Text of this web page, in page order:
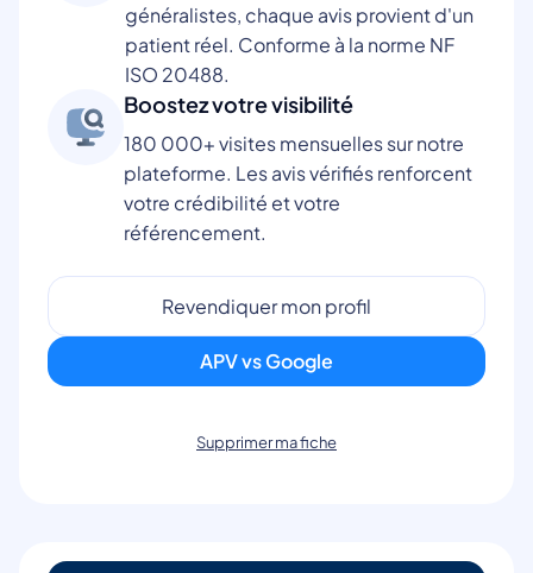
généralistes, chaque avis provient d'un
patient réel. Conforme à la norme NF
ISO 20488.
Boostez votre visibilité
180 000+ visites mensuelles sur notre
plateforme. Les avis vérifiés renforcent
votre crédibilité et votre
référencement.
Revendiquer mon profil
APV vs Google
Supprimer ma fiche